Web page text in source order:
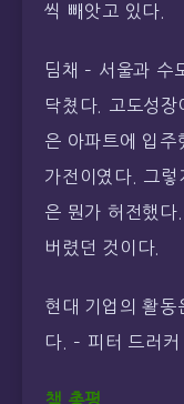
씩 빼앗고 있다.
딤채 – 서울과 수
닥쳤다. 고도성장
은 아파트에 입
가전이였다. 그렇
은 뭔가 허전했다
버렸던 것이다.
현대 기업의 활동
다. – 피터 드러커
책 총평